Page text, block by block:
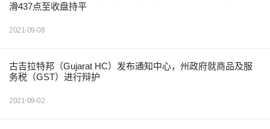
滑437点至收盘持平
2021-09-08
古吉拉特邦（Gujarat HC）发布通知中心，州政府就商品及服
务税（GST）进行辩护
2021-09-02